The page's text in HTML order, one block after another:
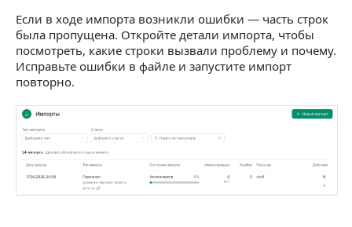
Если в ходе импорта возникли ошибки — часть строк
была пропущена. Откройте детали импорта, чтобы
посмотреть, какие строки вызвали проблему и почему.
Исправьте ошибки в файле и запустите импорт
повторно.